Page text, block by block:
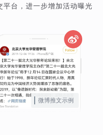
台，进一步增加活动曝光
微博推文示例